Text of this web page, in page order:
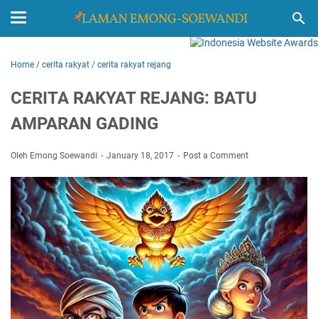
Home / cerita rakyat / cerita rakyat rejang
CERITA RAKYAT REJANG: BATU
AMPARAN GADING
Oleh Emong Soewandi January 18, 2017 Post a Comment